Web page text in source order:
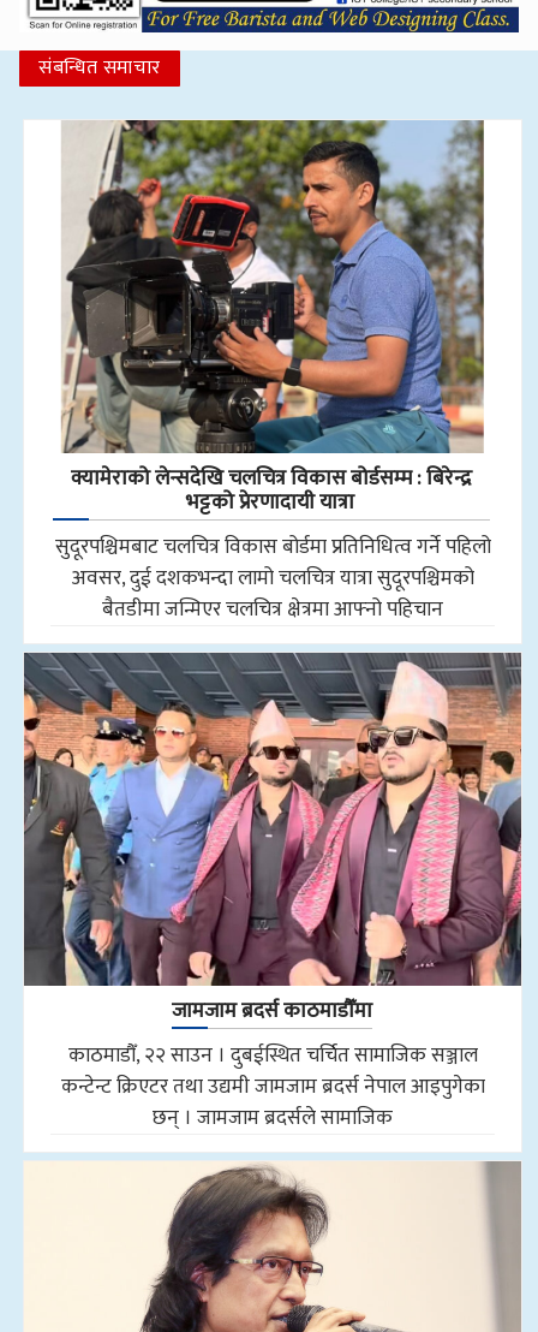
संबन्धित समाचार
क्यामेराको लेन्सदेखि चलचित्र विकास बोर्डसम्म : बिरेन्द्र
भट्टको प्रेरणादायी यात्रा
सुदूरपश्चिमबाट चलचित्र विकास बोर्डमा प्रतिनिधित्व गर्ने पहिलो
अवसर, दुई दशकभन्दा लामो चलचित्र यात्रा सुदूरपश्चिमको
बैतडीमा जन्मिएर चलचित्र क्षेत्रमा आफ्नो पहिचान
जामजाम ब्रदर्स काठमाडौँमा
काठमाडौँ, २२ साउन । दुबईस्थित चर्चित सामाजिक सञ्जाल
कन्टेन्ट क्रिएटर तथा उद्यमी जामजाम ब्रदर्स नेपाल आइपुगेका
छन् । जामजाम ब्रदर्सले सामाजिक